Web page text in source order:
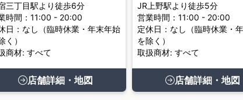
三丁目駅より徒歩6分
時間：11:00 - 20:00
日：なし（臨時休業・年末年始
く）
商材: すべて
店舗詳細・地図
JR上野駅より徒歩5分
営業時間：11:00 - 20:00
定休日：なし（臨時休業・
を除く）
取扱商材: すべて
店舗詳細・地図